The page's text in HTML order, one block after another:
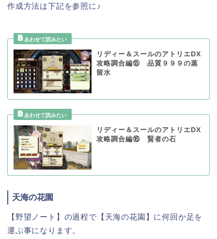
作成方法は下記を参照に♪
リディー＆スールのアトリエDX
攻略調合編⑮ 品質９９９の蒸
留水
リディー＆スールのアトリエDX
攻略調合編⑯ 賢者の石
天海の花園
【野望ノート】の過程で【天海の花園】に何回か足を
運ぶ事になります。